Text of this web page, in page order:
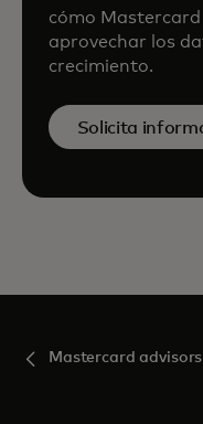
cómo
aprovechar los
crecimiento.
Solicita
Mastercard advisors